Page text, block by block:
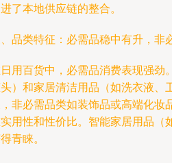
了本地供应链的整合。
品类特征：必需品稳中有升，非
用百货中，必需品消费表现强劲
）和家居清洁用品（如洗衣液、
非必需品类如装饰品或高端化妆
用性和性价比。智能家居用品（
青睐。